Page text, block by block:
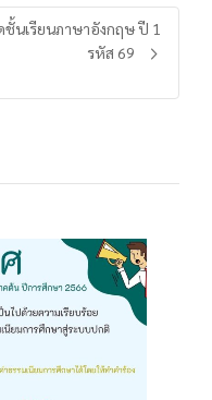
ชั้นเรียนภาษาอังกฤษ ปี 1
รหัส 69